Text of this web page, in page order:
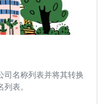
司名称列表并将其转换
表。